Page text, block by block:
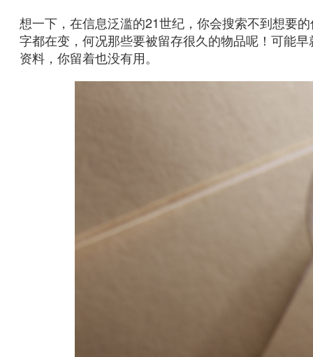
想一下，在信息泛滥的21世纪，你会搜索不到想要
字都在变，何况那些要被留存很久的物品呢！可能
资料，你留着也没有用。